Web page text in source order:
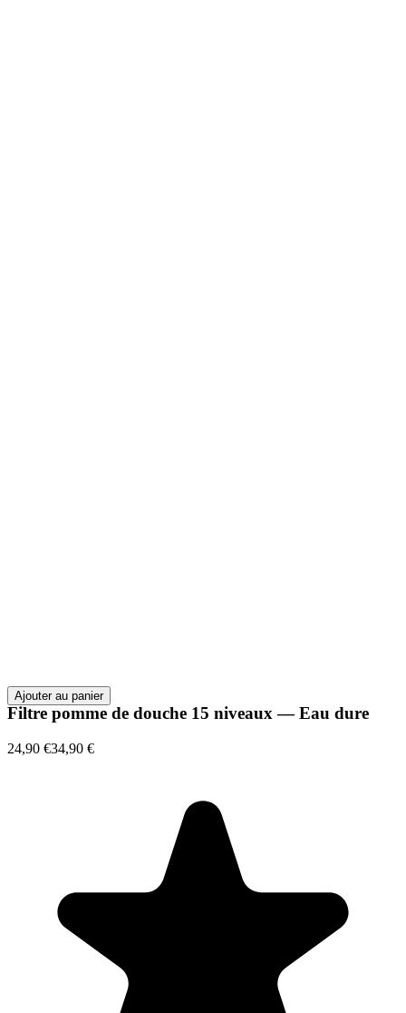
Ajouter au panier
Filtre pomme de douche 15 niveaux — Eau dure
24,90 €34,90 €